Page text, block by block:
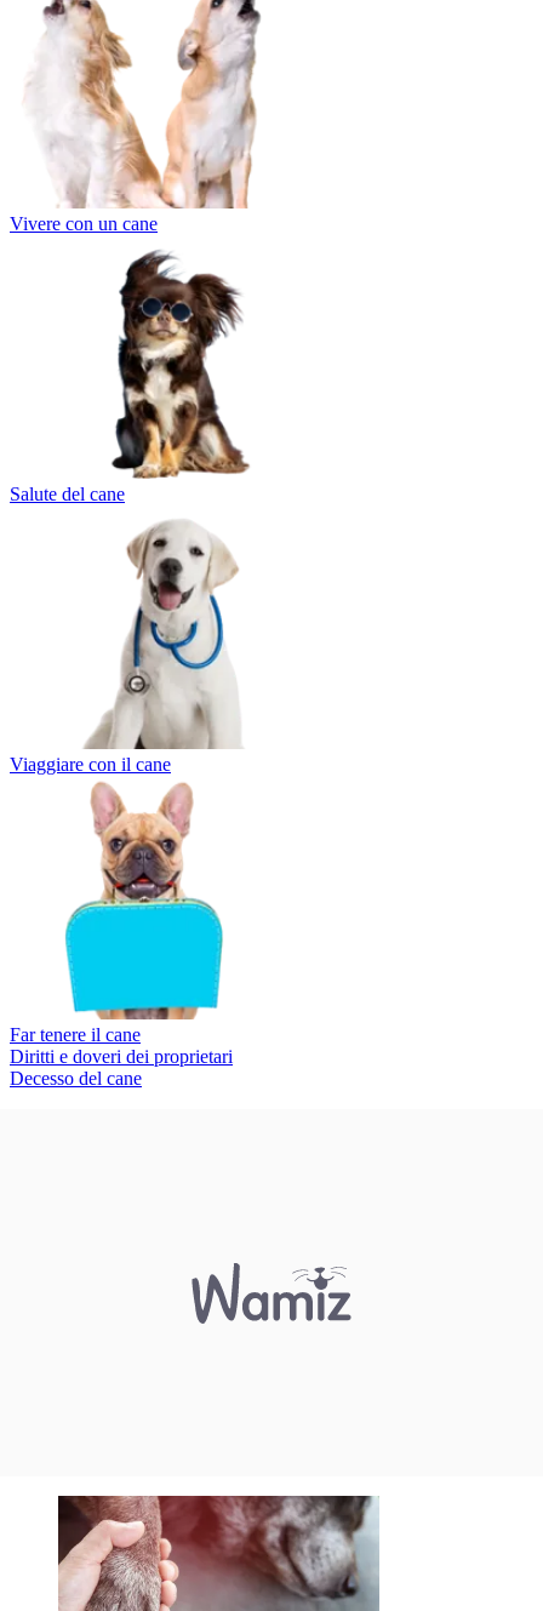
Vivere con un cane
Salute del cane
Viaggiare con il cane
Far tenere il cane
Diritti e doveri dei proprietari
Decesso del cane